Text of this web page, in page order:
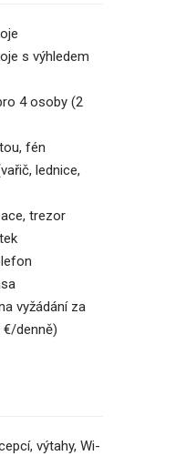
s výhledem
4 osoby (2
fén
lednice,
trezor
vyžádání za
denně)
výtahy, Wi-